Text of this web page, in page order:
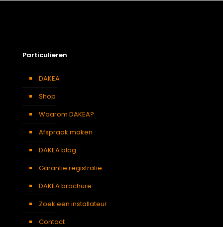
Particulieren
DAKEA
Shop
Waarom DAKEA?
Afspraak maken
DAKEA blog
Garantie registratie
DAKEA brochure
Zoek een installateur
Contact